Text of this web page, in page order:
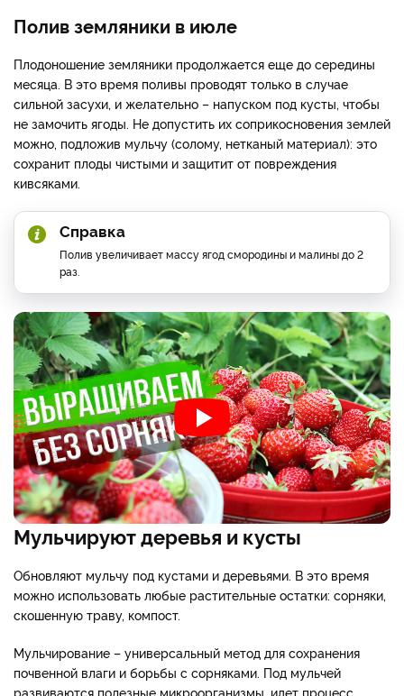
Полив земляники в июле
Плодоношение земляники продолжается еще до середины
месяца. В это время поливы проводят только в случае
сильной засухи, и желательно – напуском под кусты, чтобы
не замочить ягоды. Не допустить их соприкосновения землей
можно, подложив мульчу (солому, нетканый материал): это
сохранит плоды чистыми и защитит от повреждения
кивсяками.
Справка
Полив увеличивает массу ягод смородины и малины до 2
раз.
Мульчируют деревья и кусты
Обновляют мульчу под кустами и деревьями. В это время
можно использовать любые растительные остатки: сорняки,
скошенную траву, компост.
Мульчирование – универсальный метод для сохранения
почвенной влаги и борьбы с сорняками. Под мульчей
развиваются полезные микроорганизмы, идет процесс